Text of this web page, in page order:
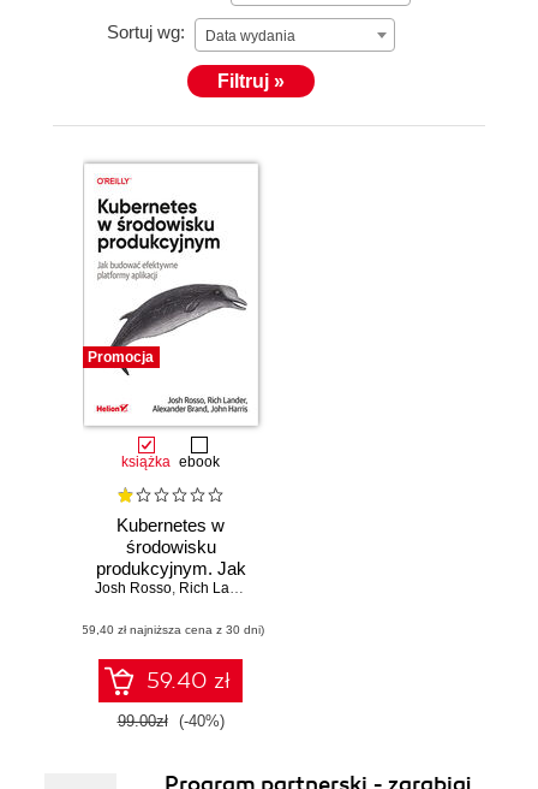
Sortuj wg: Data wydania
Filtruj »
Promocja
książka ebook
Kubernetes w
środowisku
produkcyjnym. Jak
budować
platformy aplikacji
Josh Rosso, Rich Lander
(59,40 zł najniższa cena z 30 dni)
59.40 zł
99.00zł (-40%)